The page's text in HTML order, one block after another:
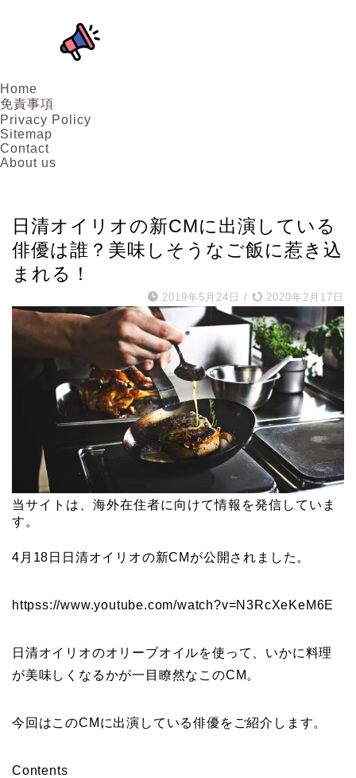
Home
免責事項
Privacy Policy
Sitemap
Contact
About us
日清オイリオの新CMに出演している
俳優は誰？美味しそうなご飯に惹き込
まれる！
2019年5月24日 / 2020年2月17日
当サイトは、海外在住者に向けて情報を発信していま
す。
4月18日日清オイリオの新CMが公開されました。
httpss://www.youtube.com/watch?v=N3RcXeKeM6E
日清オイリオのオリーブオイルを使って、いかに料理
が美味しくなるかが一目瞭然なこのCM。
今回はこのCMに出演している俳優をご紹介します。
Contents